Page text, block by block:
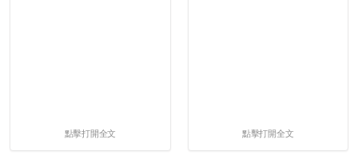
點擊打開全文 點擊打開全文